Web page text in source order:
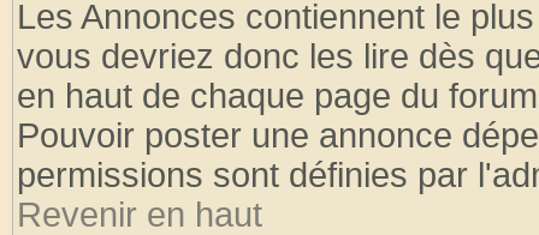
Les Annonces contiennent le
vous devriez donc les lire dès
en haut de chaque page du
Pouvoir poster une annonce
permissions sont définies par
Revenir en haut